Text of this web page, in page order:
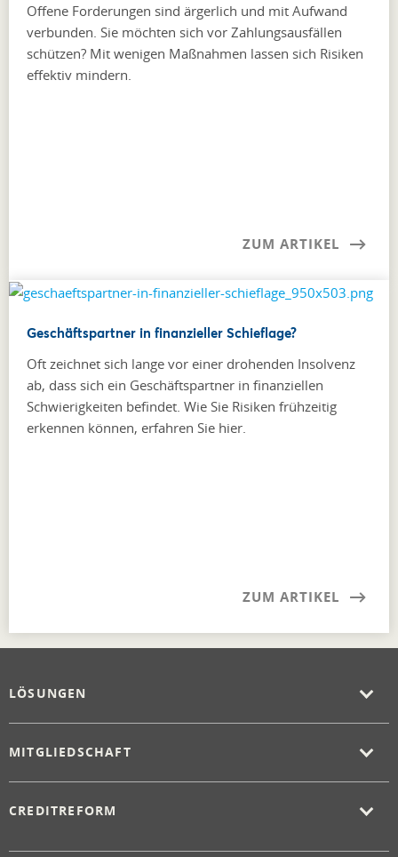
Offene Forderungen sind ärgerlich und mit Aufwand
verbunden. Sie möchten sich vor Zahlungsausfällen
schützen? Mit wenigen Maßnahmen lassen sich Risiken
effektiv mindern.
ZUM ARTIKEL
Geschäftspartner in finanzieller Schieflage?
Oft zeichnet sich lange vor einer drohenden Insolvenz
ab, dass sich ein Geschäftspartner in finanziellen
Schwierigkeiten befindet. Wie Sie Risiken frühzeitig
erkennen können, erfahren Sie hier.
ZUM ARTIKEL
LÖSUNGEN
MITGLIEDSCHAFT
CREDITREFORM